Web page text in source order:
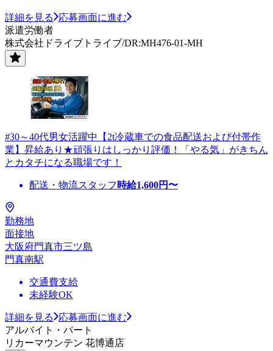
詳細を見る
応募画面に進む
派遣労働者
株式会社ドライブトライブ/DR:MH476-01-MH
#30～40代男女活躍中【2t冷蔵車での食品配送および付帯作
業】昇給あり★頑張りはしっかり評価！「やる気」がきちん
とカタチになる職場です！
配送・物流スタッフ 時給1,600円〜
勤務地
面接地
大阪府門真市三ツ島
門真南駅
交通費支給
未経験OK
詳細を見る
応募画面に進む
アルバイト・パート
リカーマウンテン 花博通店